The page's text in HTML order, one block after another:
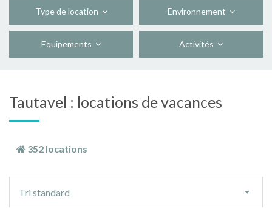
Type de location Environnement
Equipements Activités
Tautavel : locations de vacances
352 locations
tri
Tri standard